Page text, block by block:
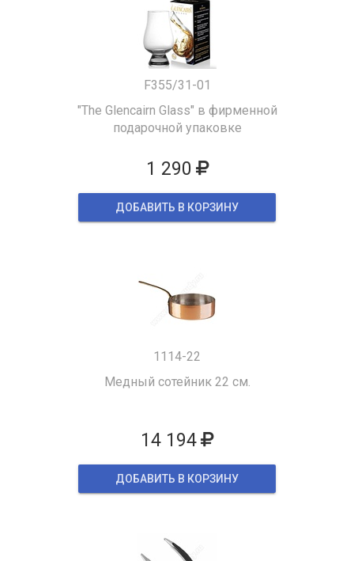
F355/31-01
"The Glencairn Glass" в фирменной
подарочной упаковке
1 290
ДОБАВИТЬ В КОРЗИНУ
1114-22
Медный сотейник 22 см.
14 194
ДОБАВИТЬ В КОРЗИНУ